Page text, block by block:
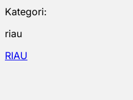
Kategori:
riau
RIAU